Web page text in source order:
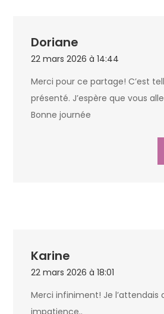
Doriane
22 mars 2026 à 14:44
Merci pour ce partage! C’est
présenté. J’espère que vous
Bonne journée
Karine
22 mars 2026 à 18:01
Merci infiniment! Je l’attendais
impatience..